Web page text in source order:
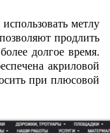
метлу
продлить
долгое время.
акриловой
при плюсовой